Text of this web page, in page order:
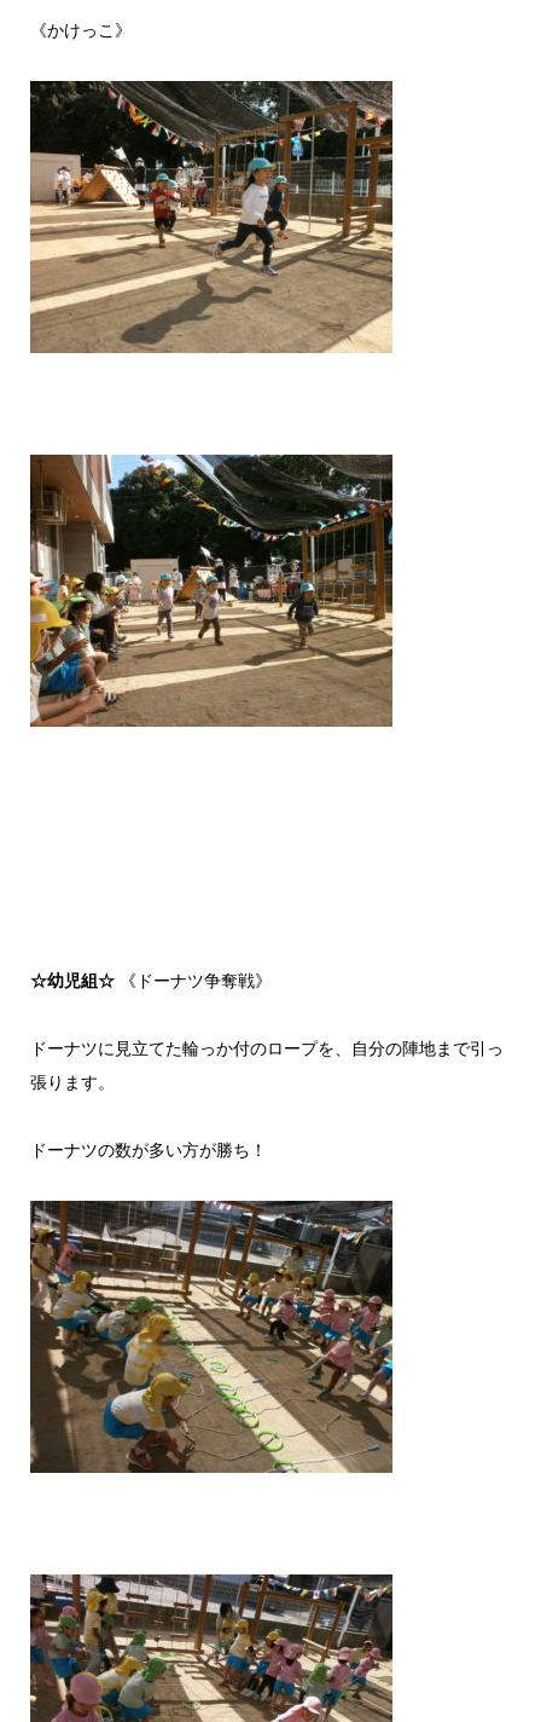
《かけっこ》
☆幼児組☆ 《ドーナツ争奪戦》
ドーナツに見立てた輪っか付のロープを、自分の陣地まで引っ
張ります。
ドーナツの数が多い方が勝ち！